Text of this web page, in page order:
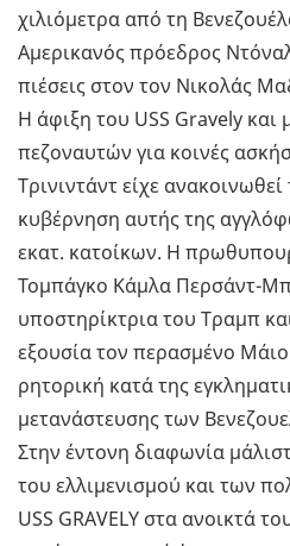
χιλιόμετρα από τη
Αμερικανός πρόεδρος
πιέσεις στον τον Νικολάς
Η άφιξη του USS Gravely και
πεζοναυτών για κοινές
Τρινιντάντ είχε
κυβέρνηση αυτής της
εκατ. κατοίκων. Η
Τομπάγκο Κάμλα Περσάντ-
υποστηρίκτρια του Τραμπ
εξουσία τον περασμένο Μάιο
ρητορική κατά της
μετανάστευσης των
Στην έντονη διαφωνία
του ελλιμενισμού και των
USS GRAVELY στα ανοικτά